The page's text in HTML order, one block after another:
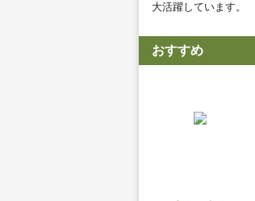
大活躍しています。
おすすめ